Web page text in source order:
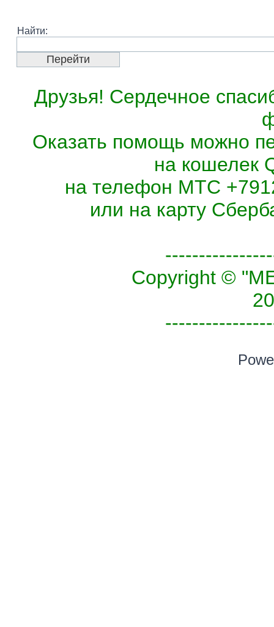
Найти:
Друзья! Сердечное
Оказать помощь можно
на кошелек
на телефон МТС
или на карту
Copyright ©